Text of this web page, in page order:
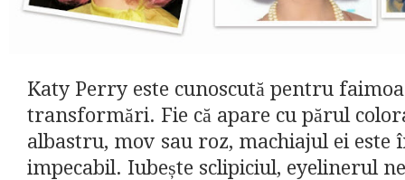
Katy Perry este cunoscută pentru
transformări. Fie că apare cu părul
albastru, mov sau roz, machiajul ei este
impecabil. Iubește sclipiciul, eyelinerul